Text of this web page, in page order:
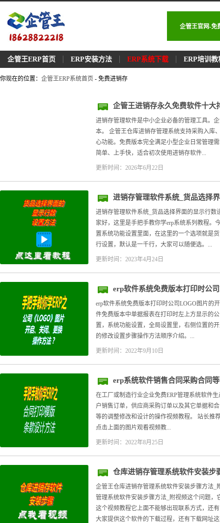
企管王官网-免
企管王ERP首页 ERP安装方法 ERP系统下载 ERP培训教
你现在的位置： 企管王ERP系统首页 - 免费进销存
企管王进销存永久免费软件十大
进销存管理软件是中小企业必备的管理工具。
本。 企管王仓库进销存管理系统支持采购入库
心功能。免费版本完全满足小型企业日常管理
简单、上手快，适合初次使用进销存软件...
更新时间：2026年6月22日
进销存管理软件系统_货品选择
进销存管理软件系统_货品选择界面的显示行
家好，这里是手把手教你学erp系统系列教程。
置系统功能设置里面，在这里的一个选项就是
行设置，默认是一千行，大家可以随便选。...
更新时间：2023年4月24日
erp软件系统免费版本打印时公
erp软件系统免费版本打印时公司LOGO图片的
件免费版本中单据报表在打印时左上方显示的
置，系统功能设置，全局设置里，右侧位置的
的修改设置步骤操作方法顺序介绍。...
更新时间：2022年9月10日
erp系统软件销售合同采购合同
在工厂或制造行业企业免费ERP管理系统软件
户销售订单，供应商采购订单以及其它单据和
等的调整修改和设计的操作视频教程。 站长推
点击上面的图片观看视频教...
更新时间：2022年8月25日
仓库进销存管理系统软件安装步
企管王仓库进销存管理系统软件安装步骤方法
管理系统软件安装步骤方法_附视频这个问题
这个视频教程它上面不能够出现联系方式，还
大家提供这个软件的下载过程，还有下载网址